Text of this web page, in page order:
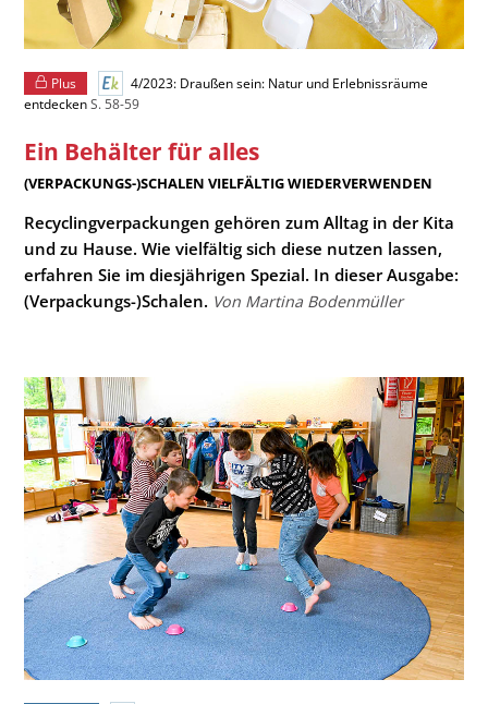
Plus
4/2023: Draußen sein: Natur und Erlebnissräume
entdeckenS. 58-59
Ein Behälter für alles
:
(VERPACKUNGS-)SCHALEN VIELFÄLTIG WIEDERVERWENDEN
Recyclingverpackungen gehören zum Alltag in der Kita
und zu Hause. Wie vielfältig sich diese nutzen lassen,
erfahren Sie im diesjährigen Spezial. In dieser Ausgabe:
(Verpackungs-)Schalen. Von Martina Bodenmüller